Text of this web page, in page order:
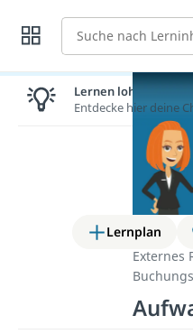
Suche
Lernplan
Externes
Lernen lohnt sich!
Entdecke hier deine